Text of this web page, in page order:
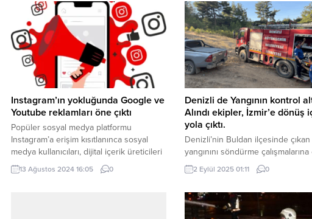
Instagram’ın yokluğunda Google ve
Youtube reklamları öne çıktı
Popüler sosyal medya platformu
Instagram’a erişim kısıtlanınca sosyal
medya kullanıcıları, dijital içerik üreticileri
ve markalar da soluğu Google
reklamlarında ve diğer sosyal medya
13 Ağustos 2024 16:05 0
Denizli de Yangının kontrol
Alındı ekipler, İzmir’e dönüş
yola çıktı.
Denizli’nin Buldan ilçesinde
yangınını söndürme
amacıyla bölgeye sevk edilen
Büyükşehir Belediyesi İtfaiye
başarıyla tamamlandı. Yangının
altına alınmasının ardından
2 Eylül 2025 01:11 0